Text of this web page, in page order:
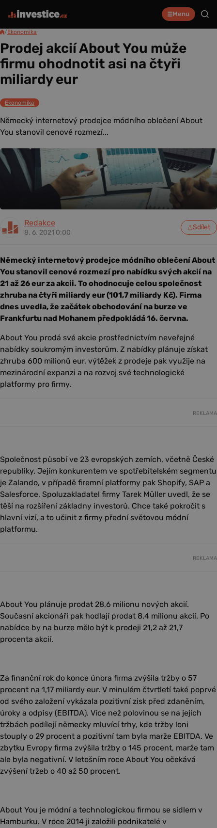
Menu
/Ekonomika
Prodej akcií About You může
firmu ohodnotit asi na čtyři
miliardy eur
Ekonomika
Německý internetový prodejce módního oblečení About
You stanovil cenové rozmezí...
Redakce
8. 6. 2021 0:00
Sdílet
Německý internetový prodejce módního oblečení About
You stanovil cenové rozmezí pro nabídku svých akcií na
21 až 26 eur za akcii. To ohodnocuje celou společnost
zhruba na čtyři miliardy eur (101,7 miliardy Kč). Firma
dnes uvedla, že začátek obchodování na burze ve
Frankfurtu nad Mohanem předpokládá 16. června.
About You prodá své akcie prostřednictvím neveřejné
nabídky soukromým investorům. Z nabídky plánuje získat
zhruba 600 milionů eur, výtěžek z prodeje pak využije na
mezinárodní expanzi a na rozvoj své technologické
platformy pro firmy.
REKLAMA
Společnost působí ve 23 evropských zemích, včetně České
republiky. Jejím konkurentem ve spotřebitelském segmentu
je Zalando, v případě firemní platformy pak Shopify, SAP a
Salesforce. Spoluzakladatel firmy Tarek Müller uvedl, že se
těší na rozšíření základny investorů. Chce také pokročit s
hlavní vizí, a to učinit z firmy přední světovou módní
platformu.
REKLAMA
About You plánuje prodat 28,6 milionu nových akcií.
Současní akcionáři pak hodlají prodat 8,4 milionu akcií. Po
nabídce by na burze mělo být k prodeji 21,2 až 21,7
procenta akcií.
Za finanční rok do konce února firma zvýšila tržby o 57
procent na 1,17 miliardy eur. V minulém čtvrtletí také poprvé
od svého založení vykázala pozitivní zisk před zdaněním,
úroky a odpisy (EBITDA). Více než polovinou se na jejích
tržbách podílejí německy mluvící trhy, kde tržby loni
stouply o 29 procent a pozitivní tam byla marže EBITDA. Ve
zbytku Evropy firma zvýšila tržby o 145 procent, marže tam
ale byla negativní. V letošním roce About You očekává
zvýšení tržeb o 40 až 50 procent.
About You je módní a technologickou firmou se sídlem v
Hamburku. V roce 2014 ji založili podnikatelé v